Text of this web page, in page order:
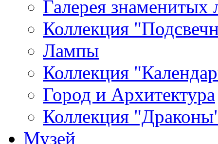
Галерея знаменитых
Коллекция
Лампы
Коллекция
Город и Архитектура
Коллекция
Музей